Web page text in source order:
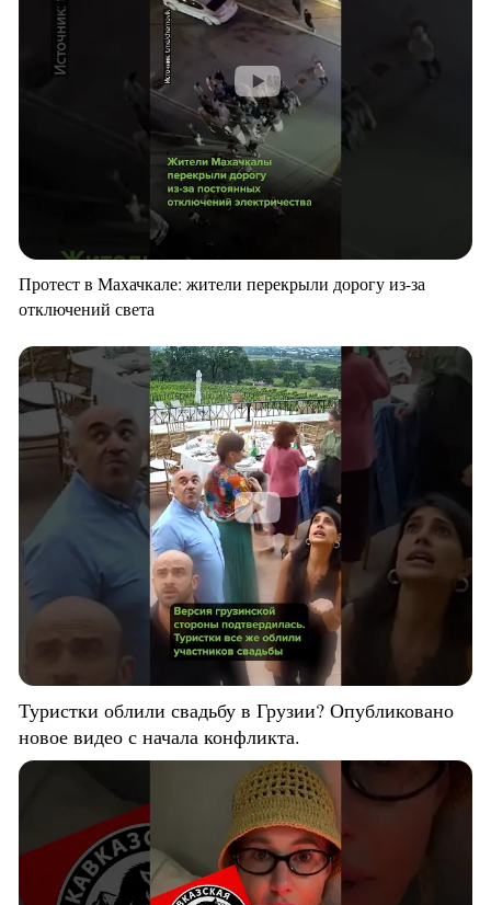
Протест в Махачкале: жители перекрыли дорогу из-за
отключений света
Туристки облили свадьбу в Грузии? Опубликовано
новое видео с начала конфликта.